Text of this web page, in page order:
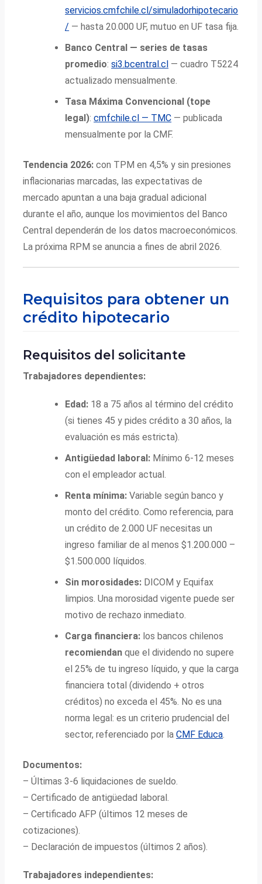
servicios.cmfchile.cl/simuladorhipotecario
/ — hasta 20.000 UF, mutuo en UF tasa fija.
Banco Central — series de tasas
promedio:si3.bcentral.cl — cuadro T5224
actualizado mensualmente.
Tasa Máxima Convencional (tope
legal):cmfchile.cl — TMC — publicada
mensualmente por la CMF.
Tendencia 2026: con TPM en 4,5% y sin presiones
inflacionarias marcadas, las expectativas de
mercado apuntan a una baja gradual adicional
durante el año, aunque los movimientos del Banco
Central dependerán de los datos macroeconómicos.
La próxima RPM se anuncia a fines de abril 2026.
Requisitos para obtener un
crédito hipotecario
Requisitos del solicitante
Trabajadores dependientes:
Edad: 18 a 75 años al término del crédito
(si tienes 45 y pides crédito a 30 años, la
evaluación es más estricta).
Antigüedad laboral: Mínimo 6-12 meses
con el empleador actual.
Renta mínima: Variable según banco y
monto del crédito. Como referencia, para
un crédito de 2.000 UF necesitas un
ingreso familiar de al menos $1.200.000 –
$1.500.000 líquidos.
Sin morosidades: DICOM y Equifax
limpios. Una morosidad vigente puede ser
motivo de rechazo inmediato.
Carga financiera: los bancos chilenos
recomiendan que el dividendo no supere
el 25% de tu ingreso líquido, y que la carga
financiera total (dividendo + otros
créditos) no exceda el 45%. No es una
norma legal: es un criterio prudencial del
sector, referenciado por laCMF Educa
Documentos:
– Últimas 3-6 liquidaciones de sueldo.
– Certificado de antigüedad laboral.
– Certificado AFP (últimos 12 meses de
cotizaciones).
– Declaración de impuestos (últimos 2 años).
Trabajadores independientes: